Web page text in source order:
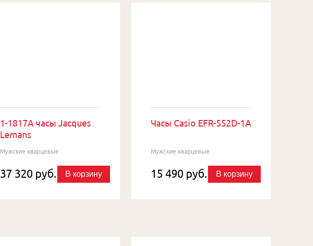
1-1817A часы Jacques
Lemans
Мужские кварцевые
37 320 руб. В корзину
Часы Casio EFR-552D-1A
Мужские кварцевые
15 490 руб. В корзину